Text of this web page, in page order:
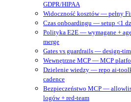
GDPR/HIPAA
Widoczność kosztów — pełny
Czas onboardingu — setup <1
Polityka E2E — wymagane +
merge
Gates vs guardrails — design-
Wewnętrzne MCP — MCP
Dzielenie wiedzy — repo ai-
cadence
Bezpieczeństwo MCP —
logów + red-team